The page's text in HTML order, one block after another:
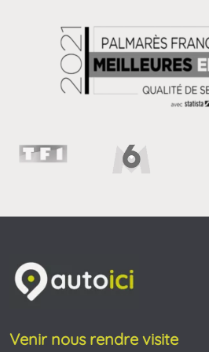
Venir nous rendre visite